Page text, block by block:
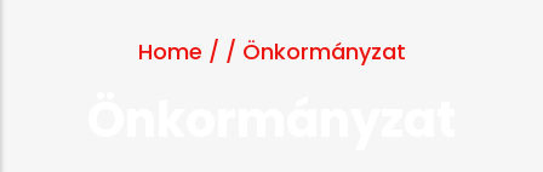
Home / / Önkormányzat